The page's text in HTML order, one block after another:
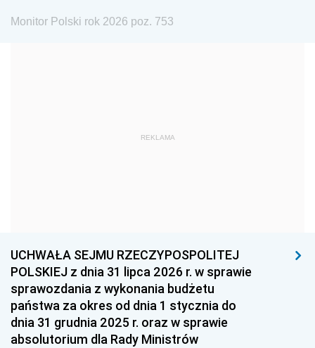
1975 1974
1959
1939 1938 1937
1936 1930
Monitor Polski rok 2026 poz. 753
REKLAMA
UCHWAŁA SEJMU RZECZYPOSPOLITEJ
POLSKIEJ z dnia 31 lipca 2026 r. w sprawie
sprawozdania z wykonania budżetu
państwa za okres od dnia 1 stycznia do
dnia 31 grudnia 2025 r. oraz w sprawie
absolutorium dla Rady Ministrów